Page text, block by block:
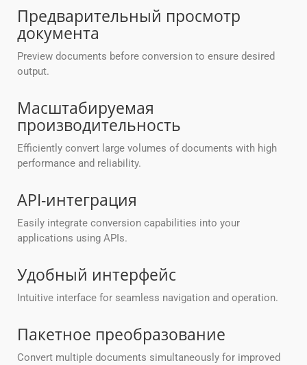
Предварительный просмотр
документа
Preview documents before conversion to ensure desired
output.
Масштабируемая
производительность
Efficiently convert large volumes of documents with high
performance and reliability.
API-интеграция
Easily integrate conversion capabilities into your
applications using APIs.
Удобный интерфейс
Intuitive interface for seamless navigation and operation.
Пакетное преобразование
Convert multiple documents simultaneously for improved